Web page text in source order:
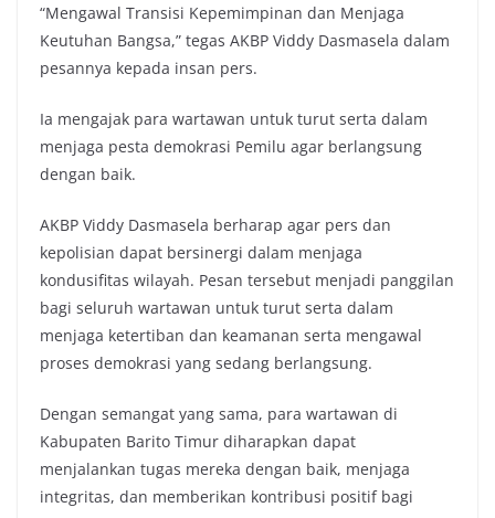
“Mengawal Transisi Kepemimpinan dan Menjaga
Keutuhan Bangsa,” tegas AKBP Viddy Dasmasela dalam
pesannya kepada insan pers.
Ia mengajak para wartawan untuk turut serta dalam
menjaga pesta demokrasi Pemilu agar berlangsung
dengan baik.
AKBP Viddy Dasmasela berharap agar pers dan
kepolisian dapat bersinergi dalam menjaga
kondusifitas wilayah. Pesan tersebut menjadi panggilan
bagi seluruh wartawan untuk turut serta dalam
menjaga ketertiban dan keamanan serta mengawal
proses demokrasi yang sedang berlangsung.
Dengan semangat yang sama, para wartawan di
Kabupaten Barito Timur diharapkan dapat
menjalankan tugas mereka dengan baik, menjaga
integritas, dan memberikan kontribusi positif bagi